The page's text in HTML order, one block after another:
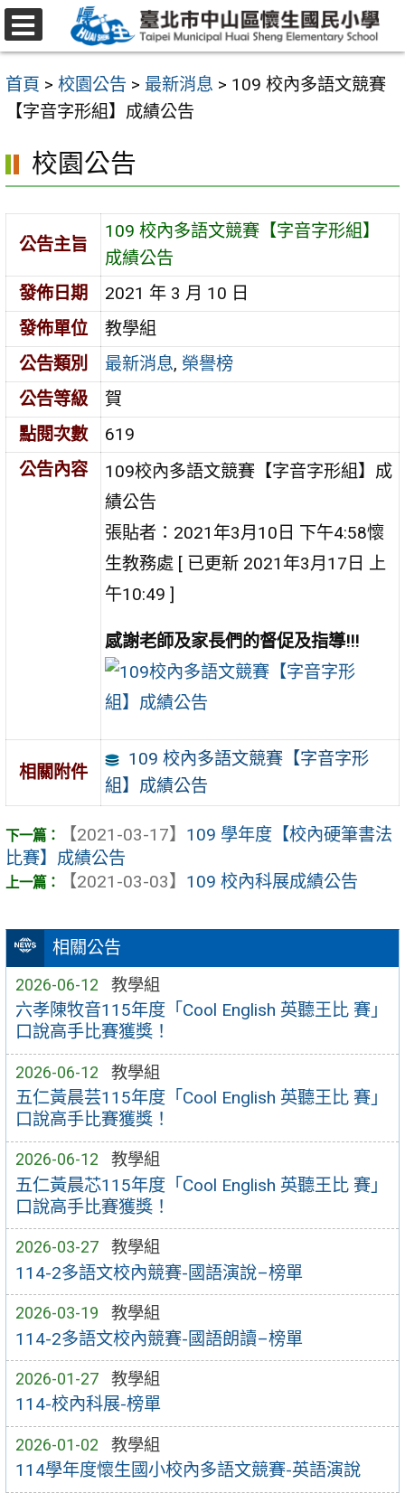
跳
至
要
區
首頁 > 校園公告 > 最新消息 > 109 校內多語文競賽
【字音字形組】成績公告
相關公告
2026-06-12 教學組
六孝陳牧音115年度「Cool English 英聽王比 賽」
口說高手比賽獲獎！
2026-06-12 教學組
五仁黃晨芸115年度「Cool English 英聽王比 賽」
口說高手比賽獲獎！
2026-06-12 教學組
五仁黃晨芯115年度「Cool English 英聽王比 賽」
口說高手比賽獲獎！
2026-03-27 教學組
114-2多語文校內競賽-國語演說–榜單
2026-03-19 教學組
114-2多語文校內競賽-國語朗讀–榜單
2026-01-27 教學組
114-校內科展-榜單
2026-01-02 教學組
114學年度懷生國小校內多語文競賽-英語演說
校園公告
公告主旨
109 校內多語文競賽【字音字形組】
成績公告
發佈日期
2021 年 3 月 10 日
發佈單位
教學組
公告類別
最新消息, 榮譽榜
公告等級
賀
點閱次數
619
公告內容
109校內多語文競賽【字音字形組】成
績公告
張貼者：2021年3月10日 下午4:58懷
生教務處 [ 已更新 2021年3月17日 上
午10:49 ]
感謝老師及家長們的督促及指導!!!
相關附件
109 校內多語文競賽【字音字形
組】成績公告
【2021-03-17】 109 學年度【校內硬筆書法
比賽】成績公告
【2021-03-03】 109 校內科展成績公告
選
單